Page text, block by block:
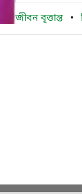
জীবন বৃত্তান্ত •